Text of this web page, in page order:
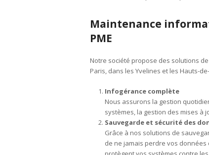
Maintenance
PME
Notre société propose des solutions de
Paris, dans les Yvelines et les Hauts-
Infogérance complète
Nous assurons la gestion
systèmes, la gestion des mises à
Sauvegarde et sécurité des
Grâce à nos solutions de
de ne jamais perdre vos